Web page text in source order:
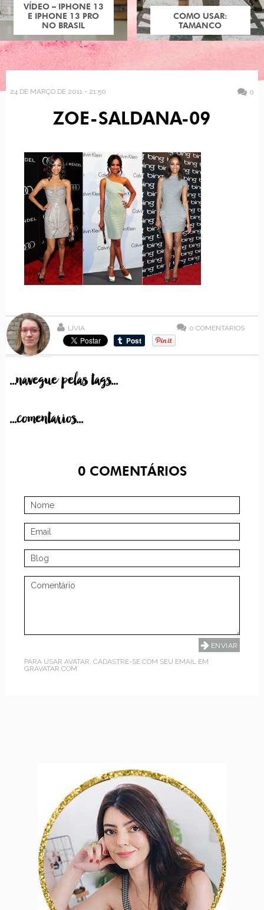
VÍDEO – IPHONE 13
E IPHONE 13 PRO
NO BRASIL
COMO USAR:
TAMANCO
24 DE MARÇO DE 2011 - 21:50 0
ZOE-SALDANA-09
LÍVIA 0 COMENTÁRIOS
...navegue pelas tags...
...comentarios...
0COMENTÁRIOS
PARA USAR AVATAR, CADASTRE-SE COM SEU EMAIL EM
GRAVATAR.COM